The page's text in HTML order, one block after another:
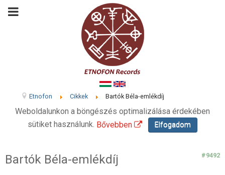
Etnofon Cikkek Bartók Béla-emlékdíj
Weboldalunkon a böngészés optimalizálása érdekében
sütiket használunk. Bővebben Elfogadom
Bartók Béla-emlékdíj #9492